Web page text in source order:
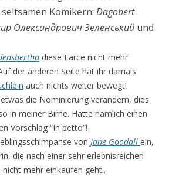
Komikern: Dagobert
Олександрович Зеленський und
diese Farce nicht mehr
der anderen Seite hat ihr damals
auch nichts weiter bewegt!
die Nominierung verändern, dies
in meiner Birne. Hät­te nämlich einen
Vorschlag “In petto”!
von Jane Goodall ein,
die nach einer sehr erlebnisreichen
nicht mehr einkaufen geht..